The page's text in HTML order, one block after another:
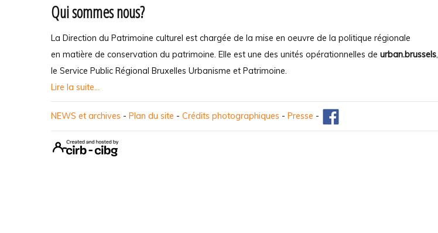
Qui sommes nous?
La Direction du Patrimoine culturel est chargée de la mise en oeuvre de la politique régionale
en matière de conservation du patrimoine. Elle est une des unités opérationnelles de urban.brussels,
le Service Public Régional Bruxelles Urbanisme et Patrimoine.
Lire la suite...
NEWS et archives - Plan du site - Crédits photographiques - Presse -